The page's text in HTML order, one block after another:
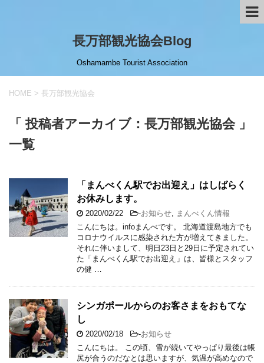
長万部観光協会Blog
Oshamambe Tourist Association
HOME > 長万部観光協会
「 投稿者アーカイブ：長万部観光協会 」
一覧
「まんべくん駅でお出迎え」はしばらく
お休みします。
2020/02/22 -お知らせ
まんべくん情報
こんにちは。infoまんべです。 北海道渡島地方でも
コロナウイルスに感染された方が増えてきました。
それに伴いまして、明日23日と29日に予定されてい
た「まんべくん駅でお出迎え」は、皆様とスタッフ
の健 …
シンガポールからのお客さまをおもてな
し
2020/02/18 -お知らせ
こんにちは。 この頃、雪が続いてやっぱり最後は帳
尻が合うのだなとは思いますが、気温が高めなので